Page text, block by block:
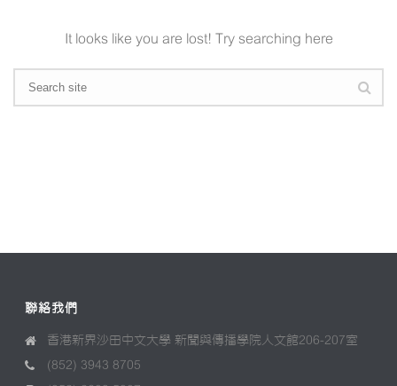
It looks like you are lost! Try searching here
聯絡我們
香港新界沙田中文大學 新聞與傳播學院人文館206-207室
(852) 3943 8705